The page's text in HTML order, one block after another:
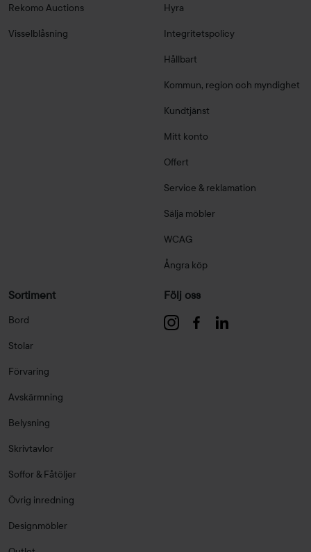
Rekomo Auctions
Visselblåsning
Hyra
Integritetspolicy
Hållbart
Kommun, region och myndighet
Kundtjänst
Mitt konto
Offert
Service & reklamation
Sälja möbler
WCAG
Ångra köp
Sortiment
Bord
Stolar
Förvaring
Avskärmning
Belysning
Skrivtavlor
Soffor & Fåtöljer
Övrig inredning
Designmöbler
Följ oss